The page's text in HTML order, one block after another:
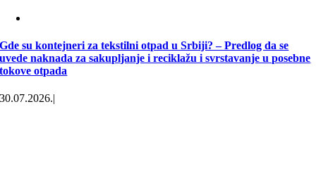
Gde su kontejneri za tekstilni otpad u Srbiji? – Predlog da se
uvede naknada za sakupljanje i reciklažu i svrstavanje u posebne
tokove otpada
30.07.2026.|